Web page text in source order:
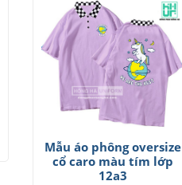
Mẫu áo phông oversize
cổ caro màu tím lớp
12a3